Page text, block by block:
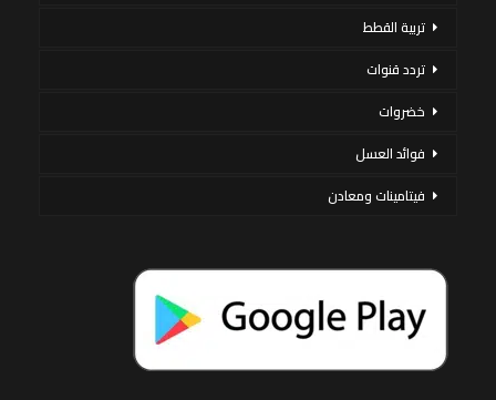
تربية القطط
تردد قنوات
خضروات
فوائد العسل
فيتامينات ومعادن